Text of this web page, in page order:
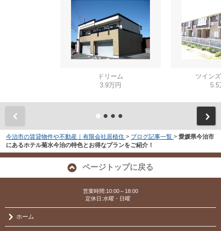
ドリーム
3.9万円
ツイン
5.5
今治市の賃貸物件や不動産｜有限会社居植住 > ブログ記事一覧 > 愛媛県今治市
にあるホテル菊水今治の特色とお得なプランをご紹介！
ページトップに戻る
営業時間:10:00～18:00
定休日:水曜・日曜
ホーム